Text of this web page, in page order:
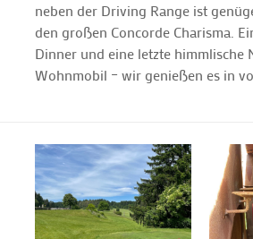
neben der Driving Range ist
den großen Concorde Charisma.
Dinner und eine letzte himmlische
Wohnmobil – wir genießen es in